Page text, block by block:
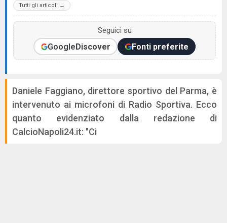
Tutti gli articoli →
Seguici su
GoogleDiscover Fonti preferite
Daniele Faggiano, direttore sportivo del Parma, è
intervenuto ai microfoni di Radio Sportiva. Ecco
quanto evidenziato dalla redazione di
CalcioNapoli24.it: "Ci